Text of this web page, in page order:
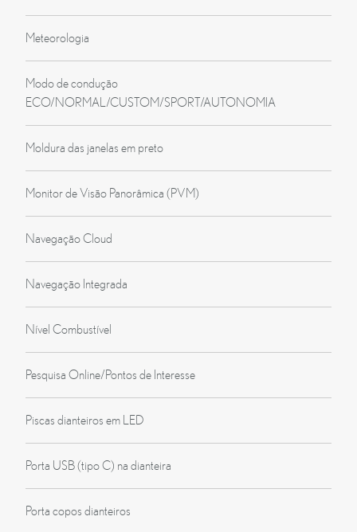
Meteorologia
Modo de condução
ECO/NORMAL/CUSTOM/SPORT/AUTONOMIA
Moldura das janelas em preto
Monitor de Visão Panorâmica (PVM)
Navegação Cloud
Navegação Integrada
Nível Combustível
Pesquisa Online/Pontos de Interesse
Piscas dianteiros em LED
Porta USB (tipo C) na dianteira
Porta copos dianteiros